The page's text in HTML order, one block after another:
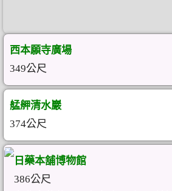
西本願寺廣場
349公尺
艋舺清水巖
374公尺
日藥本舖博物館
386公尺